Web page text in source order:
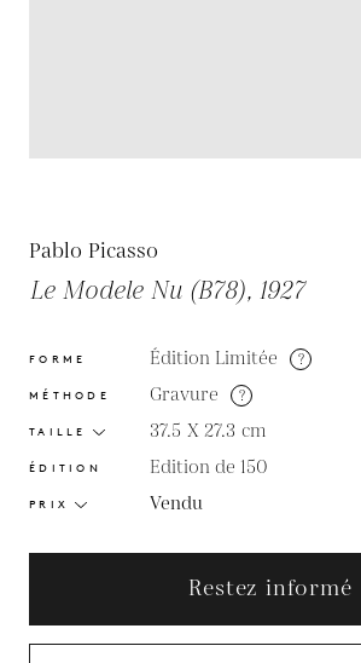
Pablo Picasso
Le Modele Nu (B78), 1927
FORME Édition Limitée ?
MÉTHODE Gravure ?
TAILLE 37.5 X 27.3 cm
ÉDITION Edition de 150
PRIX Vendu
Restez informé